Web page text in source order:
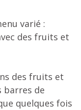
varié :
des fruits et
des fruits et
barres de
quelques fois